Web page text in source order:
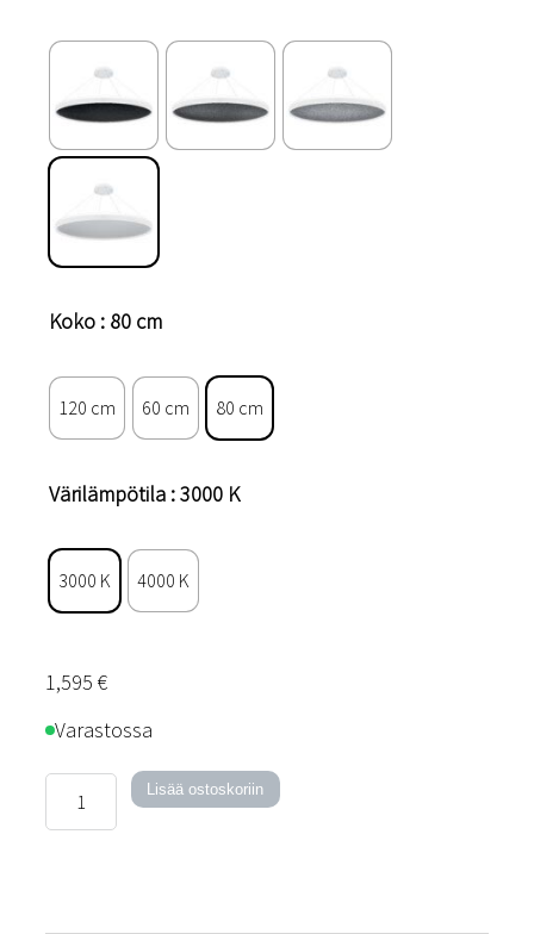
Koko : 80 cm
120 cm 60 cm 80 cm
Värilämpötila : 3000 K
3000 K 4000 K
1,595 €
Varastossa
Circulo
Lisää ostoskoriin